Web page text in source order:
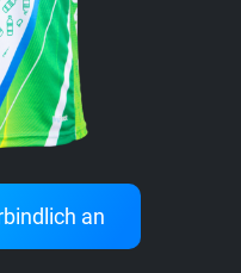
an